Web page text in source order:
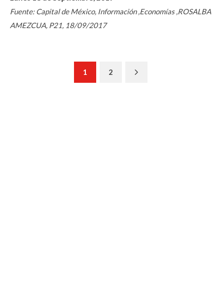
Fuente: Capital de México, Información ,Economías ,ROSALBA
AMEZCUA, P21, 18/09/2017
1 2